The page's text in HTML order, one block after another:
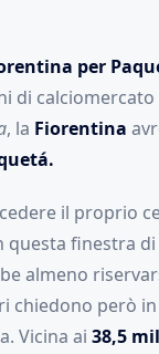
per
di
, la Fiorentina
il proprio
questa finestra
almeno
chiedono però
Vicina ai 38,5